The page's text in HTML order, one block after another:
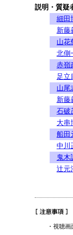
説明・質疑
細田
新藤
山花
北側
赤嶺
足立
山尾
新藤
石破
大串
船田
中川
鬼木
辻元
・視聴